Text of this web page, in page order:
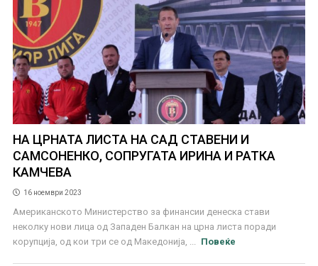
НА ЦРНАТА ЛИСТА НА САД СТАВЕНИ И
САМСОНЕНКО, СОПРУГАТА ИРИНА И РАТКА
КАМЧЕВА
16 ноември 2023
Американското Министерство за финансии денеска стави
неколку нови лица од Западен Балкан на црна листа поради
корупција, од кои три се од Македонија, ...
Повеќе